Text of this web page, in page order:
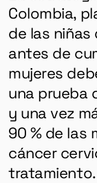
Colombia,
de las
antes de
mujeres
una prueba
y una vez
90 % de las
cáncer
tratamiento.